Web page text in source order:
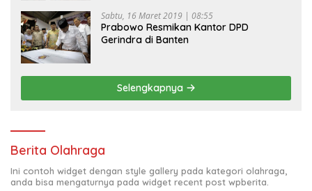
Sabtu, 16 Maret 2019 | 08:55
Prabowo Resmikan Kantor DPD
Gerindra di Banten
Selengkapnya
Berita Olahraga
Ini contoh widget dengan style gallery pada kategori olahraga,
anda bisa mengaturnya pada widget recent post wpberita.